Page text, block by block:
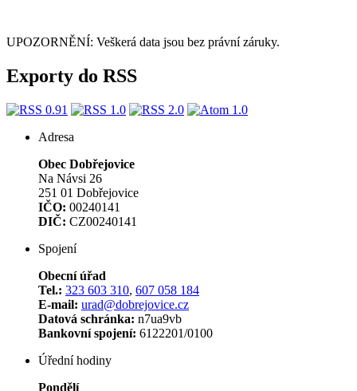
UPOZORNĚNÍ: Veškerá data jsou bez právní záruky.
Exporty do RSS
Adresa
Obec Dobřejovice
Na Návsi 26
251 01 Dobřejovice
IČO: 00240141
DIČ: CZ00240141
Spojení
Obecní úřad
Tel.: 323 603 310, 607 058 184
E-mail: urad@dobrejovice.cz
Datová schránka: n7ua9vb
Bankovní spojení: 6122201/0100
Úřední hodiny
Pondělí